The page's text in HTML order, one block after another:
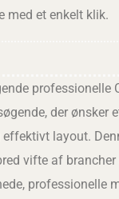
med et enkelt klik.
professionelle
der ønsker
layout.
vifte af brancher
professionelle